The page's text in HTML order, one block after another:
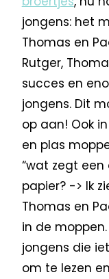
jongens: het
Thomas en
Rutger,
succes en
jongens. Dit
op aan! Ook
en plas
“wat zegt
papier? -> Ik
Thomas en
in de
jongens die
om te lezen